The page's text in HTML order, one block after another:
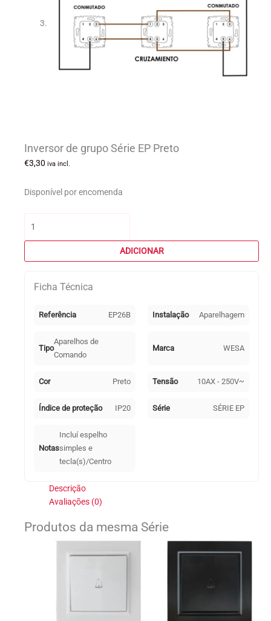
Inversor de grupo Série EP Preto
€3,30 iva incl.
Disponível por encomenda
de
Série
Preto
ADICIONAR
Ficha Técnica
Referência EP26B Instalação Aparelhagem
Tipo
Aparelhos de
Comando
Marca WESA
Cor Preto Tensão 10AX - 250V~
Índice de proteção IP20 Série SÉRIE EP
Notas
Incluí espelho
simples e
tecla(s)/Centro
Descrição
Avaliações (0)
Produtos da mesma Série